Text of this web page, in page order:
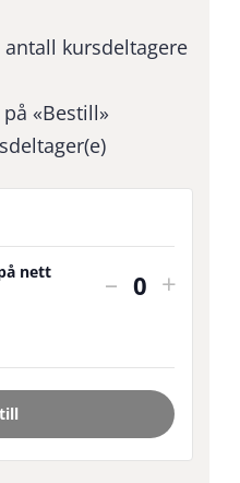
kursdeltagere
«Bestill»
nett
Reduser
for
1,
– AntallUtvid
1,
på
+